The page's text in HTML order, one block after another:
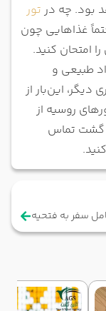
بود. چه در تور
غذاهایی چون
امتحان کنید.
طبیعی و
این‌بار از
روسیه از
گشت تماس
سفر به فتحیه